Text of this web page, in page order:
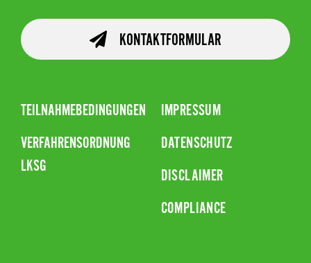
KONTAKTFORMULAR
TEILNAHMEBEDINGUNGEN
VERFAHRENSORDNUNG
LKSG
IMPRESSUM
DATENSCHUTZ
DISCLAIMER
COMPLIANCE